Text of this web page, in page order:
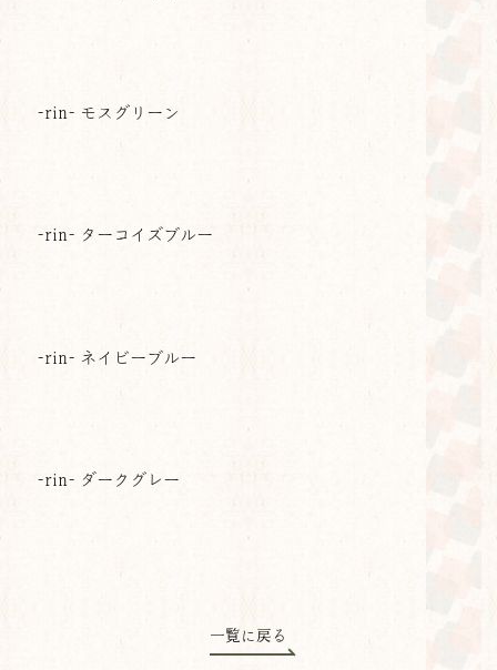
-rin- モスグリーン
-rin- ターコイズブルー
-rin- ネイビーブルー
-rin- ダークグレー
一覧に戻る